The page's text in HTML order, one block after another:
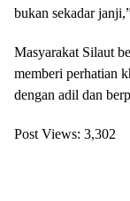
bukan sekadar
Masyarakat Silaut
memberi perhatian
dengan adil dan
Post Views: 3,302